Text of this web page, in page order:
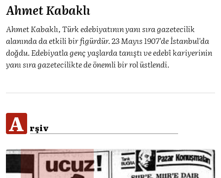
Ahmet Kabaklı
Ahmet Kabaklı, Türk edebiyatının yanı sıra gazetecilik
alanında da etkili bir figürdür. 23 Mayıs 1907'de İstanbul'da
doğdu. Edebiyatla genç yaşlarda tanıştı ve edebî kariyerinin
yanı sıra gazetecilikte de önemli bir rol üstlendi.
A rşiv